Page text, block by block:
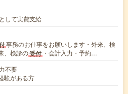
して実費支給
事務のお仕事をお願いします・外来、検
、検診の受付 ・会計入力・予約…
不要
験がある方